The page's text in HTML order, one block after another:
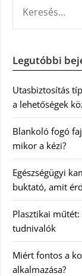
Legutóbbi
Utasbiztosítás
a lehetőségek
Blankoló fogó
mikor a kézi?
Egészségügyi
buktató, amit
Plasztikai
tudnivalók
Miért fontos a
alkalmazása?